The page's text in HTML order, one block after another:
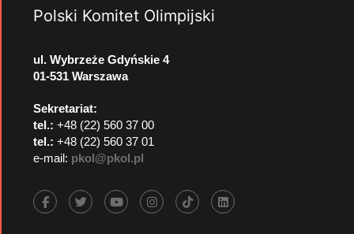
Polski Komitet Olimpijski
ul. Wybrzeże Gdyńskie 4
01-531 Warszawa
Sekretariat:
tel.: +48 (22) 560 37 00
tel.: +48 (22) 560 37 01
e-mail: pkol@pkol.pl